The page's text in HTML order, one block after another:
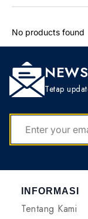
No products found
Tetap
INFORMASI
Tentang Kami